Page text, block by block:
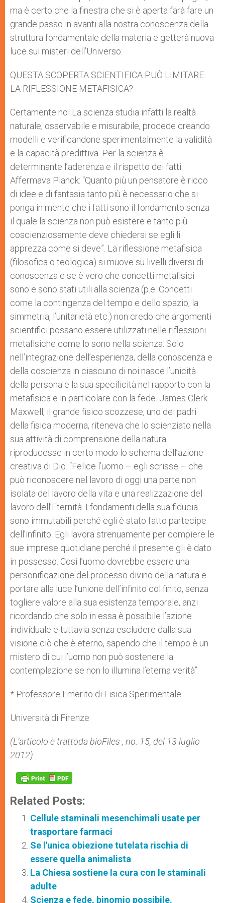
ma è certo che la finestra che si è aperta farà fare un
grande passo in avanti alla nostra conoscenza della
struttura fondamentale della materia e getterà nuova
luce sui misteri dell’Universo.
QUESTA SCOPERTA SCIENTIFICA PUÒ LIMITARE
LA RIFLESSIONE METAFISICA?
Certamente no! La scienza studia infatti la realtà
naturale, osservabile e misurabile, procede creando
modelli e verificandone sperimentalmente la validità
e la capacità predittiva. Per la scienza è
determinante l’aderenza e il rispetto dei fatti.
Affermava Planck: “Quanto più un pensatore è ricco
di idee e di fantasia tanto più è necessario che si
ponga in mente che i fatti sono il fondamento senza
il quale la scienza non può esistere e tanto più
coscienziosamente deve chiedersi se egli li
apprezza come si deve”. La riflessione metafisica
(filosofica o teologica) si muove su livelli diversi di
conoscenza e se è vero che concetti metafisici
sono e sono stati utili alla scienza (p.e. Concetti
come la contingenza del tempo e dello spazio, la
simmetria, l’unitarietà etc.) non credo che argomenti
scientifici possano essere utilizzati nelle riflessioni
metafisiche come lo sono nella scienza. Solo
nell’integrazione dell’esperienza, della conoscenza e
della coscienza in ciascuno di noi nasce l’unicità
della persona e la sua specificità nel rapporto con la
metafisica e in particolare con la fede. James Clerk
Maxwell, il grande fisico scozzese, uno dei padri
della fisica moderna, riteneva che lo scienziato nella
sua attività di comprensione della natura
riproducesse in certo modo lo schema dell’azione
creativa di Dio. “Felice l’uomo – egli scrisse – che
può riconoscere nel lavoro di oggi una parte non
isolata del lavoro della vita e una realizzazione del
lavoro dell’Eternità. I fondamenti della sua fiducia
sono immutabili perché egli è stato fatto partecipe
dell’infinito. Egli lavora strenuamente per compiere le
sue imprese quotidiane perché il presente gli è dato
in possesso. Cosi l’uomo dovrebbe essere una
personificazione del processo divino della natura e
portare alla luce l’unione dell’infinito col finito, senza
togliere valore alla sua esistenza temporale, anzi
ricordando che solo in essa è possibile l’azione
individuale e tuttavia senza escludere dalla sua
visione ciò che è eterno, sapendo che il tempo è un
mistero di cui l’uomo non può sostenere la
contemplazione se non lo illumina l’eterna verità”.
* Professore Emerito di Fisica Sperimentale
Università di Firenze
(L’articolo è trattoda bioFiles , no. 15, del 13 luglio
2012)
Related Posts:
Cellule staminali mesenchimali usate per
trasportare farmaci
Se l'unica obiezione tutelata rischia di
essere quella animalista
La Chiesa sostiene la cura con le staminali
adulte
Scienza e fede, binomio possibile.